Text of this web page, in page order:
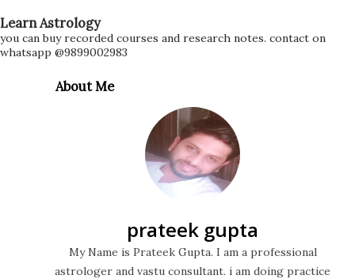
Learn Astrology
you can buy recorded courses and research notes. contact on
whatsapp @9899002983
About Me
prateek gupta
My Name is Prateek Gupta. I am a professional
astrologer and vastu consultant. i am doing practice